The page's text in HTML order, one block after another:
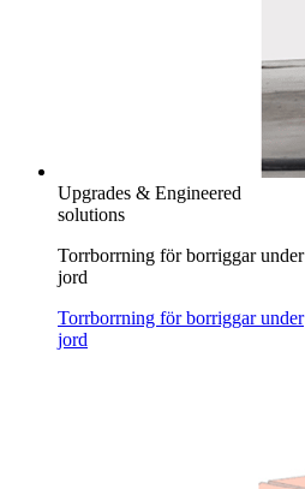
Upgrades & Engineered
solutions
Torrborrning för borriggar under
jord
Torrborrning för borriggar under
jord